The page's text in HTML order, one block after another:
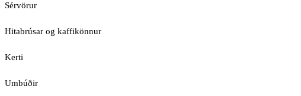
Sérvörur
Hitabrúsar og kaffikönnur
Kerti
Umbúðir